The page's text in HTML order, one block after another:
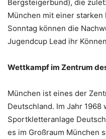
Bergsteigerbund), die
München mit einer
Sonntag können die
Jugendcup Lead ihr
Wettkampf im Zentrum
München ist eines der
Deutschland. Im Jahr
Sportkletteranlage
es im Großraum München